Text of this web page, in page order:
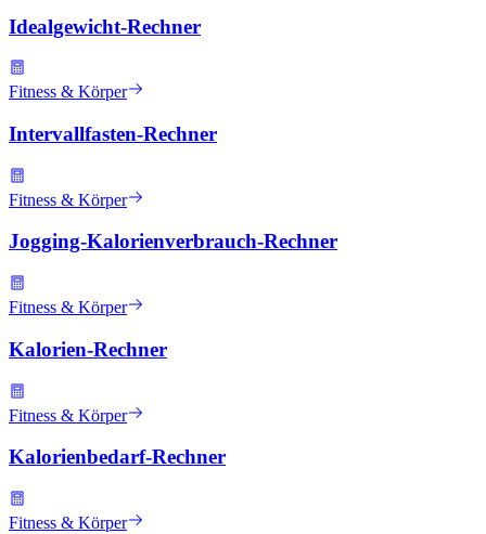
Idealgewicht-Rechner
Fitness & Körper
Intervallfasten-Rechner
Fitness & Körper
Jogging-Kalorienverbrauch-Rechner
Fitness & Körper
Kalorien-Rechner
Fitness & Körper
Kalorienbedarf-Rechner
Fitness & Körper